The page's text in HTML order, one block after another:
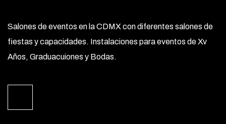
Salones de eventos en la CDMX con diferentes salones de
fiestas y capacidades. Instalaciones para eventos de Xv
Años, Graduacuiones y Bodas.